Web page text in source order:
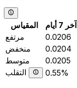
المقياس آخر 7 أيام
مرتفع
0.0206
منخفض
0.0204
متوسط
0.0205
التقلب
0.55%